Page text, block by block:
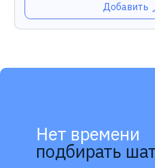
Добавить
Нет времени
подбирать